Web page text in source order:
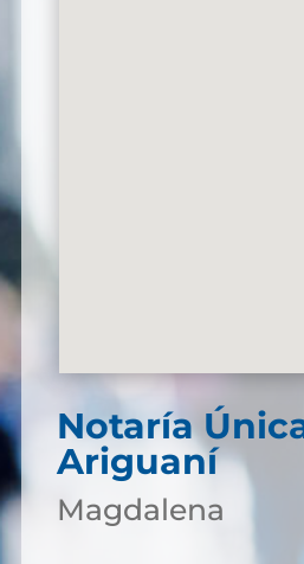
Notaría
Ariguaní
Magdalena